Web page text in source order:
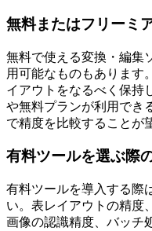
無料またはフリーミ
無料で使える変換・編集
用可能なものもあります
イアウトをなるべく保持
や無料プランが利用でき
で精度を比較することが
有料ツールを選ぶ際
有料ツールを導入する際
い。表レイアウトの精度
画像の認識精度、バッチ